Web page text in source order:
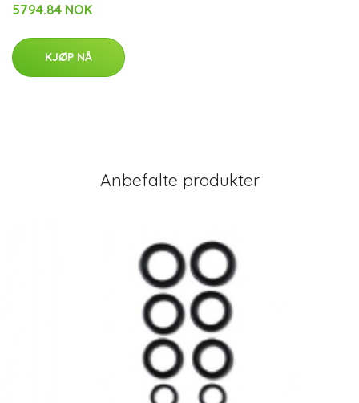
5794.84 NOK
KJØP NÅ
Anbefalte produkter